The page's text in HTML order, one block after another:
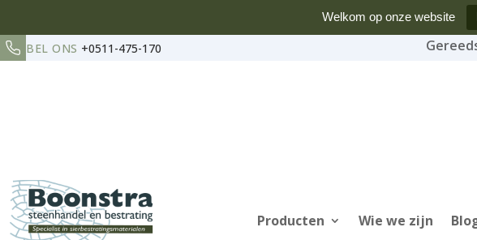
Welkom op onze website
BEL ONS +0511-475-170
Producten Wie we zijn